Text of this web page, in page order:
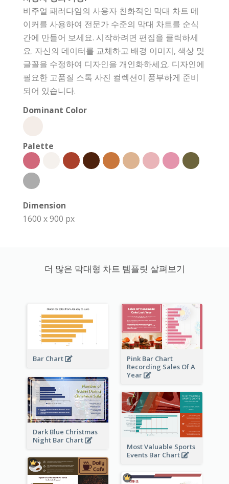
비주얼 패러다임의 사용자 친화적인 막대 차트 메
이커를 사용하여 전문가 수준의 막대 차트를 순식
간에 만들어 보세요. 시작하려면 편집을 클릭하세
요. 자신의 데이터를 교체하고 배경 이미지, 색상 및
글꼴을 수정하여 디자인을 개인화하세요. 디자인에
필요한 고품질 스톡 사진 컬렉션이 풍부하게 준비
되어 있습니다.
Dominant Color
Palette
Dimension
1600 x 900 px
더 많은 막대형 차트 템플릿 살펴보기
Bar Chart
Pink Bar Chart
Recording Sales Of A
Year
Dark Blue Christmas
Night Bar Chart
Most Valuable Sports
Events Bar Chart